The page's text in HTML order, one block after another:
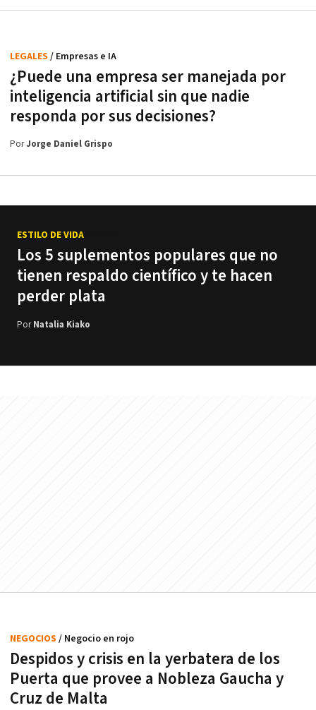
¿Puede una empresa ser manejada por
inteligencia artificial sin que nadie
responda por sus decisiones?
LEGALES / Empresas e IA
PorJorge Daniel Grispo
Los 5 suplementos populares que no
tienen respaldo científico y te hacen
perder plata
ESTILO DE VIDA
PorNatalia Kiako
Despidos y crisis en la yerbatera de los
Puerta que provee a Nobleza Gaucha y
Cruz de Malta
NEGOCIOS / Negocio en rojo